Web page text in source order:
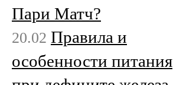
Пари Матч?
20.02 Правила и
особенности питания